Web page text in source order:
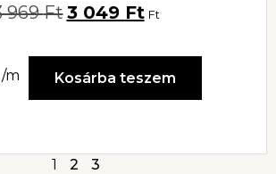
969Ft3 049 Ft Ft
/m Kosárba teszem
1 2 3